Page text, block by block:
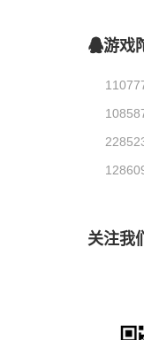
游戏
关注我们